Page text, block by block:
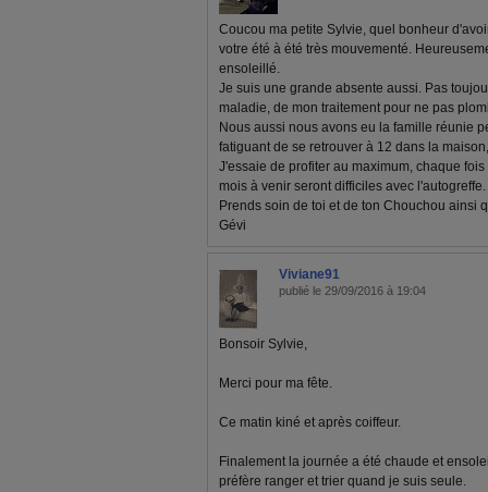
Coucou ma petite Sylvie, quel bonheur
votre été à été très mouvementé.
ensoleillé.
Je suis une grande absente aussi. Pas
maladie, de mon traitement pour ne pas
Nous aussi nous avons eu la famille réunie
fatiguant de se retrouver à 12 dans la
J'essaie de profiter au maximum, chaque
mois à venir seront difficiles avec l'autogreffe.
Prends soin de toi et de ton Chouchou ainsi
Gévi
Viviane91
publié le 29/09/2016 à 19:04
Bonsoir Sylvie,
Merci pour ma fête.
Ce matin kiné et après coiffeur.
Finalement la journée a été chaude et
préfère ranger et trier quand je suis seule.